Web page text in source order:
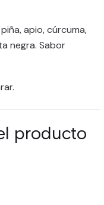
apio, cúrcuma,
negra. Sabor
producto